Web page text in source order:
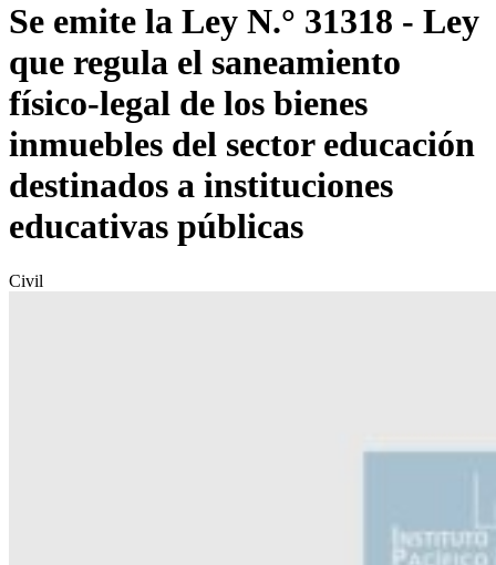
Se emite la Ley N.° 31318 - Ley
que regula el saneamiento
físico-legal de los bienes
inmuebles del sector educación
destinados a instituciones
educativas públicas
Civil